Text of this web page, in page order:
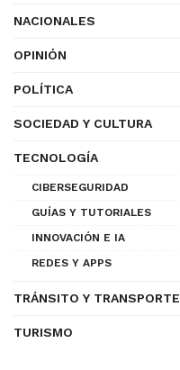
NACIONALES
OPINIÓN
POLÍTICA
SOCIEDAD Y CULTURA
TECNOLOGÍA
CIBERSEGURIDAD
GUÍAS Y TUTORIALES
INNOVACIÓN E IA
REDES Y APPS
TRÁNSITO Y TRANSPORTE
TURISMO